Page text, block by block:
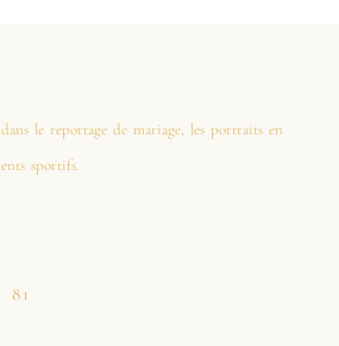
dans le reportage de mariage, les portraits en
sportifs.
81